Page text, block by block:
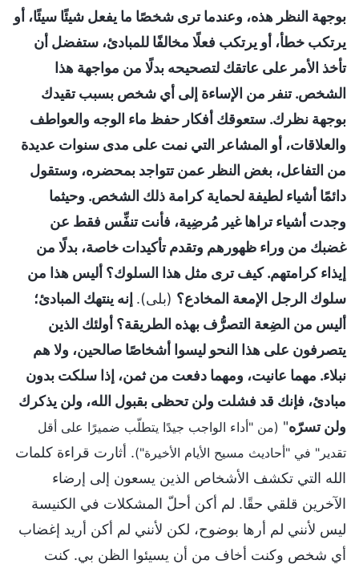
بوجهة النظر هذه، وعندما ترى شخصًا ما يفعل شيئًا سيئًا، أو
يرتكب خطأ، أو يرتكب فعلًا مخالفًا للمبادئ، ستفضل أن
تأخذ الأمر على عاتقك لتصحيحه بدلًا من مواجهة هذا
الشخص. تنفر من الإساءة إلى أي شخص بسبب تقيدك
بوجهة نظرك. ستعوقك أفكار حفظ ماء الوجه والعواطف
والعلاقات، أو المشاعر التي نمت على مدى سنوات عديدة
من التفاعل، بغض النظر عمن تتواجد بمحضره، وستقول
دائمًا أشياء لطيفة لحماية كرامة ذلك الشخص. وحيثما
وجدت أشياء تراها غير مُرضِية، فأنت تنفِّس فقط عن
غضبك من وراء ظهورهم وتقدم تأكيدات خاصة، بدلًا من
إيذاء كرامتهم. كيف ترى مثل هذا السلوك؟ أليس هذا من
سلوك الرجل الإمعة المخادع؟ (بلى). إنه ينتهك المبادئ؛
أليس من الضِعة التصرُّف بهذه الطريقة؟ أولئك الذين
يتصرفون على هذا النحو ليسوا أشخاصًا صالحين، ولا هم
نبلاء. مهما عانيت، ومهما دفعت من ثمن، إذا سلكت بدون
مبادئ، فإنك قد فشلت ولن تحظى بقبول الله، ولن يذكرك
ولن تسرّه" (من "أداء الواجب جيدًا يتطلّب ضميرًا على أقل
تقدير" في "أحاديث مسيح الأيام الأخيرة"). أثارت قراءة كلمات
الله التي تكشف الأشخاص الذين يسعون إلى إرضاء
الآخرين قلقي حقًا. لم أكن أحلّ المشكلات في الكنيسة
ليس لأنني لم أرها بوضوح، لكن لأنني لم أكن أريد إغضاب
أي شخص وكنت أخاف من أن يسيئوا الظن بي. كنت